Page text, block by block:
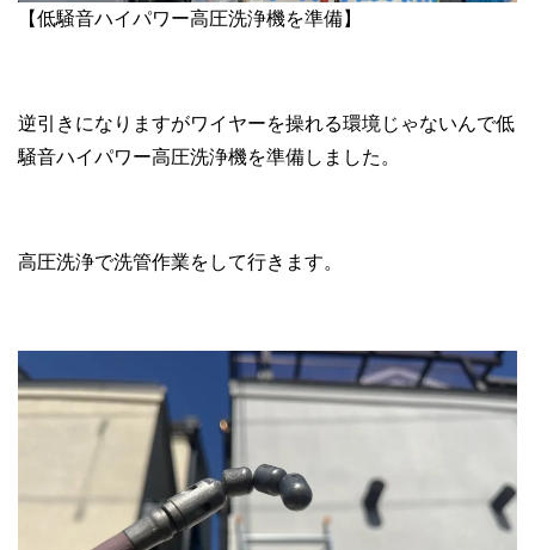
【低騒音ハイパワー高圧洗浄機を準備】
逆引きになりますがワイヤーを操れる環境じゃないんで低
騒音ハイパワー高圧洗浄機を準備しました。
高圧洗浄で洗管作業をして行きます。